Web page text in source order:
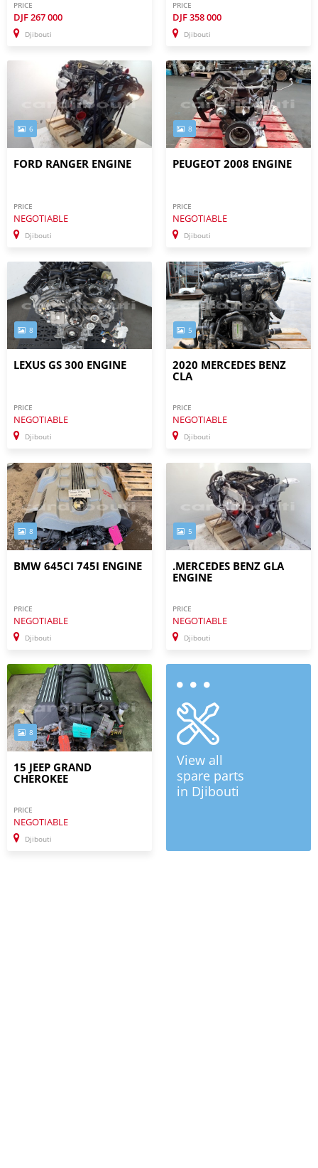
PRICE
DJF267 000
Djibouti
PRICE
DJF358 000
Djibouti
6
FORD RANGER ENGINE
PRICE
NEGOTIABLE
Djibouti
8
PEUGEOT 2008 ENGINE
PRICE
NEGOTIABLE
Djibouti
8
LEXUS GS 300 ENGINE
PRICE
NEGOTIABLE
Djibouti
5
2020 MERCEDES BENZ
CLA
PRICE
NEGOTIABLE
Djibouti
8
BMW 645CI 745I ENGINE
PRICE
NEGOTIABLE
Djibouti
5
.MERCEDES BENZ GLA
ENGINE
PRICE
NEGOTIABLE
Djibouti
8
15 JEEP GRAND
CHEROKEE
PRICE
NEGOTIABLE
Djibouti
View all
spare parts
in Djibouti